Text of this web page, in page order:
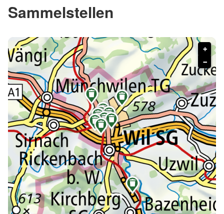
Sammelstellen











+
−